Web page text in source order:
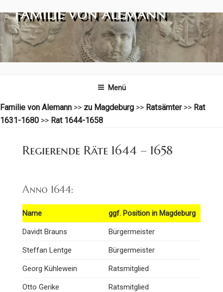
Inhalt
springen
FAMILIE VON ALEMANN
Menü
Familie von Alemann >> zu Magdeburg >> Ratsämter>> Rat
1631-1680 >> Rat 1644-1658
Regierende Räte 1644 – 1658
Anno 1644:
Name ggf. Position in Magdeburg
Davidt Brauns Bürgermeister
Steffan Lentge Bürgermeister
Georg Kühlewein Ratsmitglied
Otto Gerike Ratsmitglied